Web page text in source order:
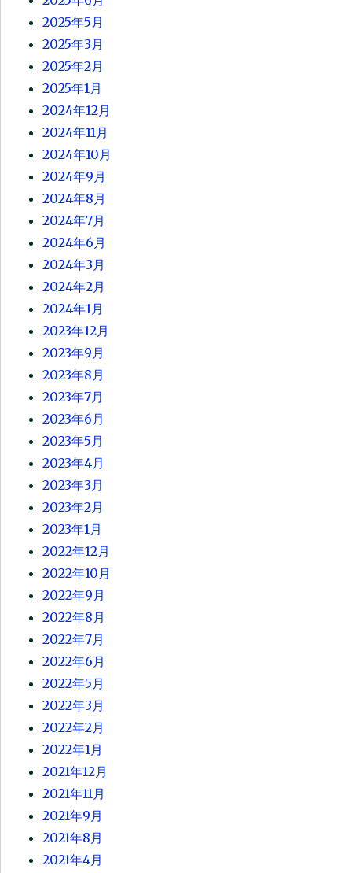
2025年5月
2025年3月
2025年2月
2025年1月
2024年12月
2024年11月
2024年10月
2024年9月
2024年8月
2024年7月
2024年6月
2024年3月
2024年2月
2024年1月
2023年12月
2023年9月
2023年8月
2023年7月
2023年6月
2023年5月
2023年4月
2023年3月
2023年2月
2023年1月
2022年12月
2022年10月
2022年9月
2022年8月
2022年7月
2022年6月
2022年5月
2022年3月
2022年2月
2022年1月
2021年12月
2021年11月
2021年9月
2021年8月
2021年4月